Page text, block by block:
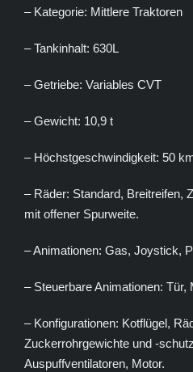
– Kategorie: Mittlere Traktoren
– Tankinhalt: 630L
– Getriebe: Variables CVT
– Gewicht: 10,9 t
– Höchstgeschwindigkeit: 50
– Räder: Standard, Breitreifen,
mit offener Spurweite.
– Animationen: Gas, Joystick,
– Steuerbare Animationen: Tür,
– Konfigurationen: Kotflügel,
Zuckerrohrgewichte und -
Auspuffventilatoren, Motor.